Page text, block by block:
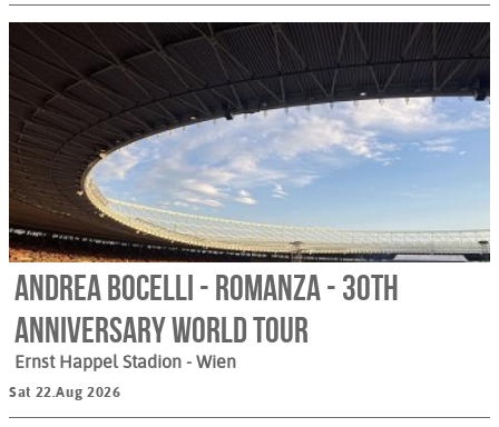
Andrea Bocelli - Romanza - 30th
Anniversary World Tour
Ernst Happel Stadion - Wien
Sat 22.Aug 2026